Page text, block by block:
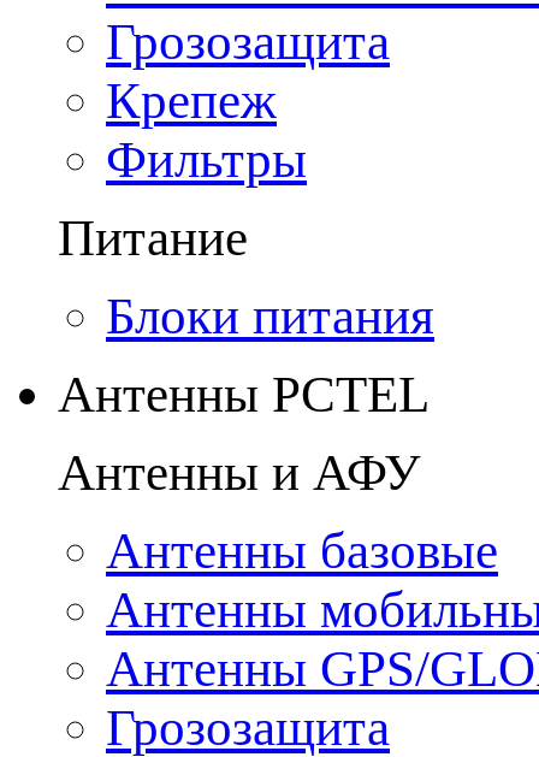
Грозозащита
Крепеж
Фильтры
Питание
Блоки питания
Антенны PCTEL
Антенны и АФУ
Антенны базовые
Антенны
Антенны GPS/
Грозозащита